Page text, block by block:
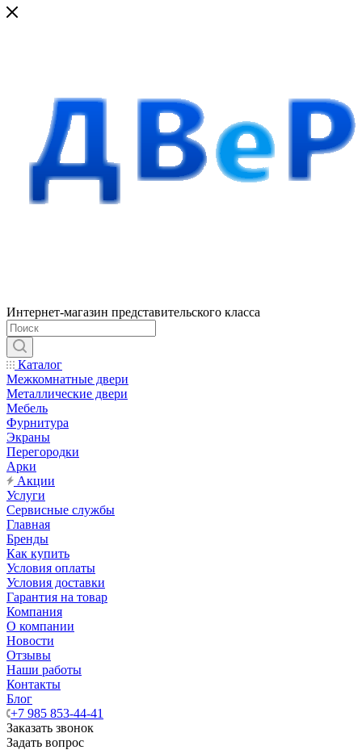
Интернет-магазин представительского класса
Каталог
Межкомнатные двери
Металлические двери
Мебель
Фурнитура
Экраны
Перегородки
Арки
Акции
Услуги
Сервисные службы
Главная
Бренды
Как купить
Условия оплаты
Условия доставки
Гарантия на товар
Компания
О компании
Новости
Отзывы
Наши работы
Контакты
Блог
+7 985 853-44-41
Заказать звонок
Задать вопрос